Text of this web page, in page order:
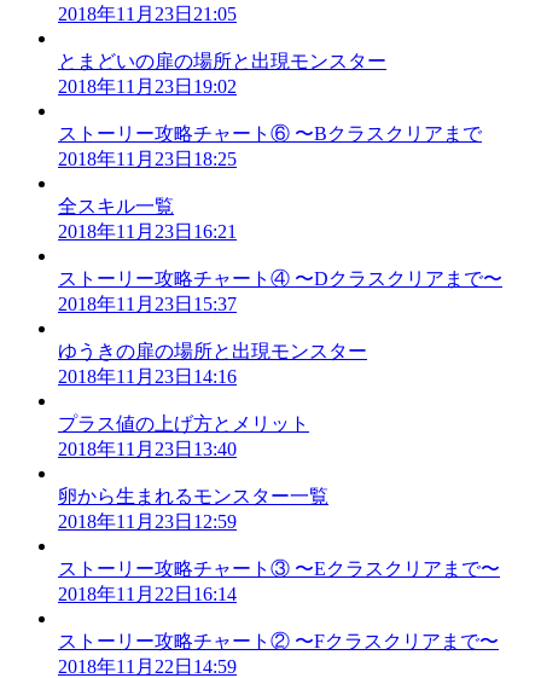
2018年11月23日21:05
とまどいの扉の場所と出現モンスター
2018年11月23日19:02
ストーリー攻略チャート⑥ 〜Bクラスクリアまで
2018年11月23日18:25
全スキル一覧
2018年11月23日16:21
ストーリー攻略チャート④ 〜Dクラスクリアまで〜
2018年11月23日15:37
ゆうきの扉の場所と出現モンスター
2018年11月23日14:16
プラス値の上げ方とメリット
2018年11月23日13:40
卵から生まれるモンスター一覧
2018年11月23日12:59
ストーリー攻略チャート③ 〜Eクラスクリアまで〜
2018年11月22日16:14
ストーリー攻略チャート② 〜Fクラスクリアまで〜
2018年11月22日14:59